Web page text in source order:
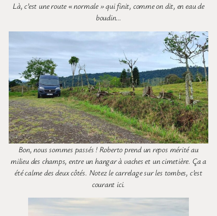
Là, c’est une route « normale » qui finit, comme on dit, en eau de
boudin…
Bon, nous sommes passés ! Roberto prend un repos mérité au
milieu des champs, entre un hangar à vaches et un cimetière. Ça a
été calme des deux côtés. Notez le carrelage sur les tombes, c’est
courant ici.